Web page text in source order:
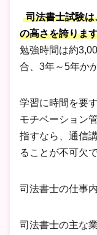
司法書士試験
の高さを誇りま
勉強時間は約
合、3年～5年か
学習に時間を要
モチベーション
指すなら、通信
ることが不可欠
司法書士の仕事
司法書士の主な